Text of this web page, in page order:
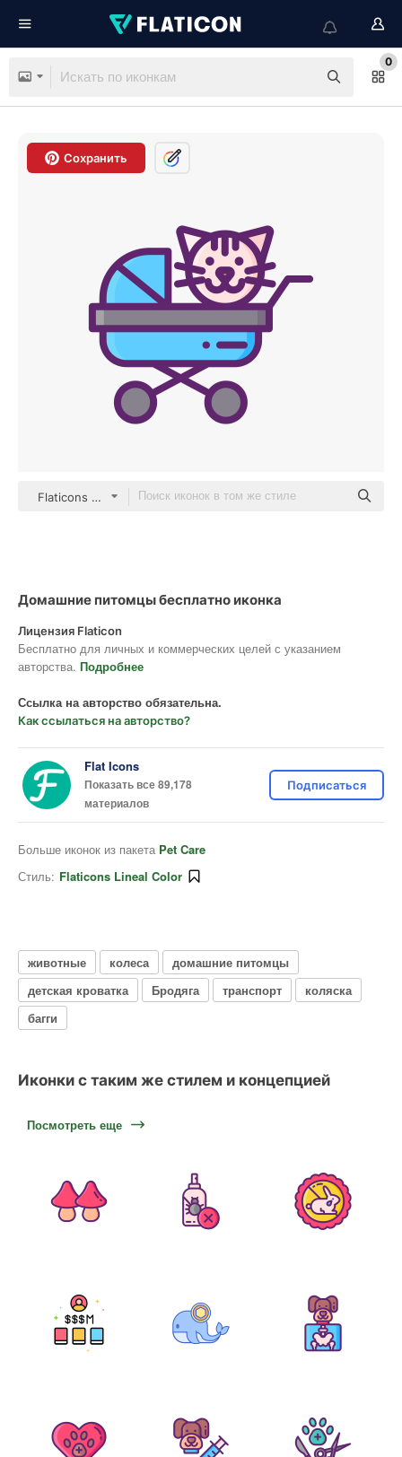
0
Сохранить
Flaticons Lineal Color
Домашние питомцы бесплатно иконка
Лицензия Flaticon
Бесплатно для личных и коммерческих целей с указанием
авторства. Подробнее
Ссылка на авторство обязательна.
Как ссылаться на авторство?
Flat Icons
Показать все 89,178
материалов
Подписаться
Больше иконок из пакета Pet Care
Стиль: Flaticons Lineal Color
животные колеса
домашние питомцы
детская кроватка
Бродяга транспорт
коляска
багги
Иконки с таким же стилем и концепцией
Посмотреть еще